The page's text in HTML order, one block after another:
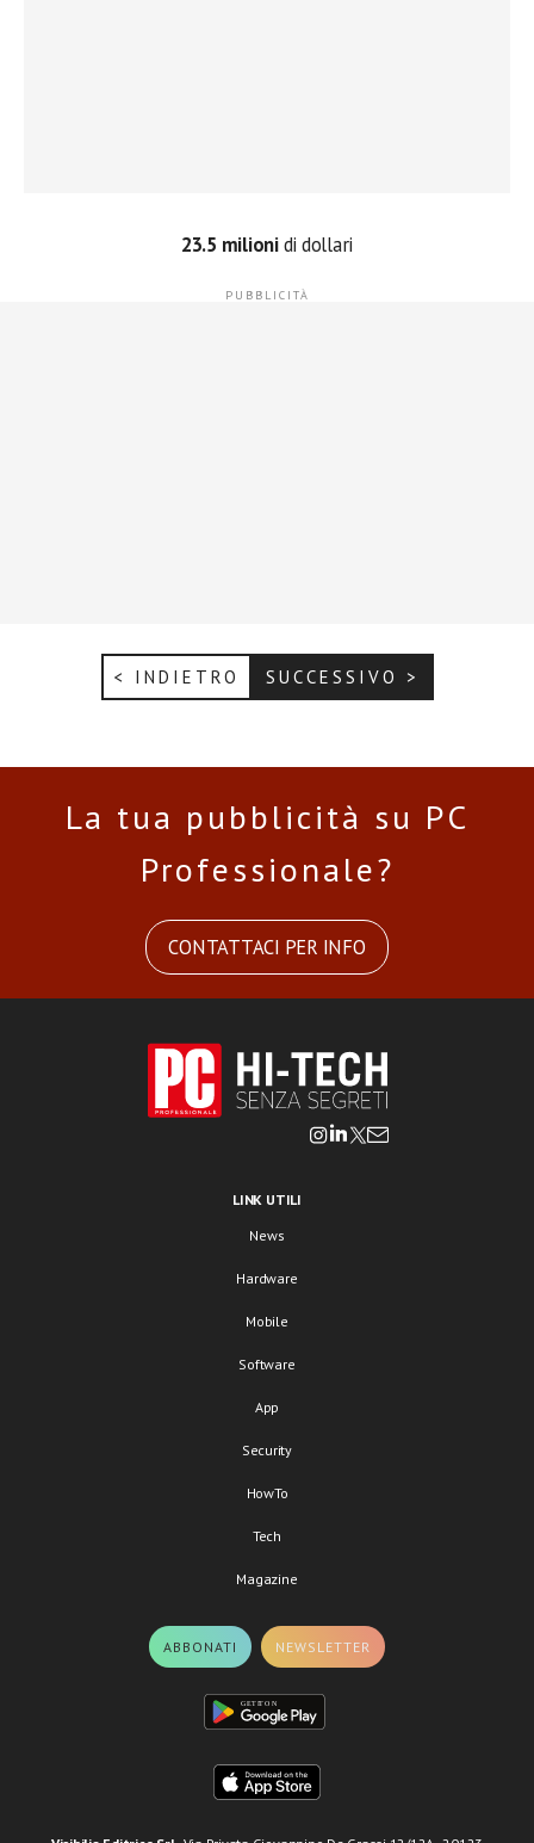
23.5 milionidi dollari
< INDIETRO SUCCESSIVO >
La tua pubblicità su PC
Professionale?
CONTATTACI PER INFO
LINK UTILI
News
Hardware
Mobile
Software
App
Security
HowTo
Tech
Magazine
ABBONATI NEWSLETTER